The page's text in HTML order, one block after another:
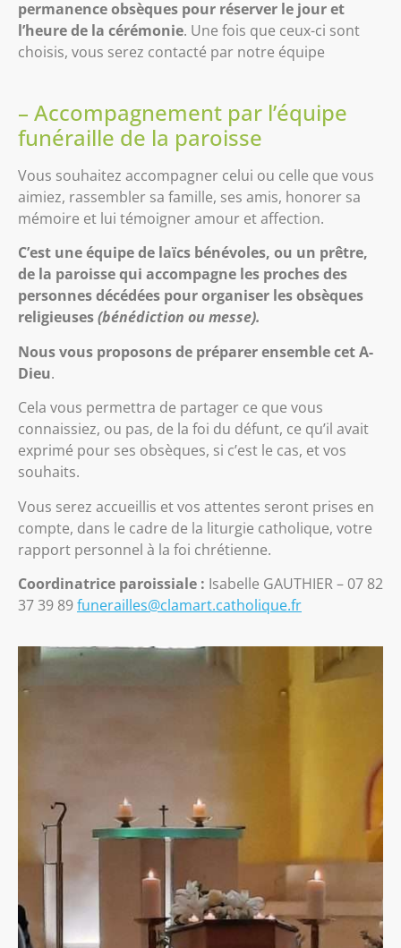
permanence obsèques pour réserver le jour et
l’heure de la cérémonie. Une fois que ceux-ci sont
choisis, vous serez contacté par notre équipe
– Accompagnement par l’équipe
funéraille de la paroisse
Vous souhaitez accompagner celui ou celle que vous
aimiez, rassembler sa famille, ses amis, honorer sa
mémoire et lui témoigner amour et affection.
C’est une équipe de laïcs bénévoles, ou un prêtre,
de la paroisse qui accompagne les proches des
personnes décédées pour organiser les obsèques
religieuses(bénédiction ou messe).
Nous vous proposons de préparer ensemble cet A-
Dieu.
Cela vous permettra de partager ce que vous
connaissiez, ou pas, de la foi du défunt, ce qu’il avait
exprimé pour ses obsèques, si c’est le cas, et vos
souhaits.
Vous serez accueillis et vos attentes seront prises en
compte, dans le cadre de la liturgie catholique, votre
rapport personnel à la foi chrétienne.
Coordinatrice paroissiale : Isabelle GAUTHIER – 07 82
37 39 89funerailles@clamart.catholique.fr